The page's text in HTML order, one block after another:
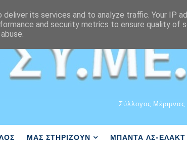
Σύλλογος
ΜΑΣ ΣΤΗΡΙΖΟΥΝ ΜΠΑΝΤΑ ΛΣ-ΕΛΑΚΤ
its services and to analyze traffic. Your IP
and security metrics to ensure quality of